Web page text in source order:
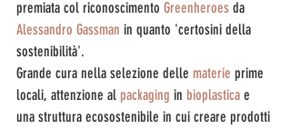
premiata col riconoscimento Greenheroes da
Alessandro Gassman in quanto 'certosini della
sostenibilità'.
Grande cura nella selezione delle materie prime
locali, attenzione al packaging in bioplastica e
una struttura ecosostenibile in cui creare prodotti